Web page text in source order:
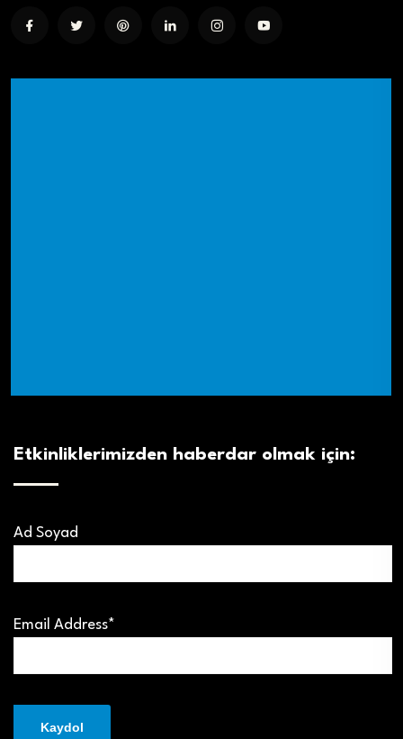
Etkinliklerimizden haberdar olmak için:
Ad Soyad
Email Address*